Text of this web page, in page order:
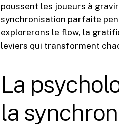
poussent les joueurs à
synchronisation parfaite
explorerons le flow, la
leviers qui transforment
La
la